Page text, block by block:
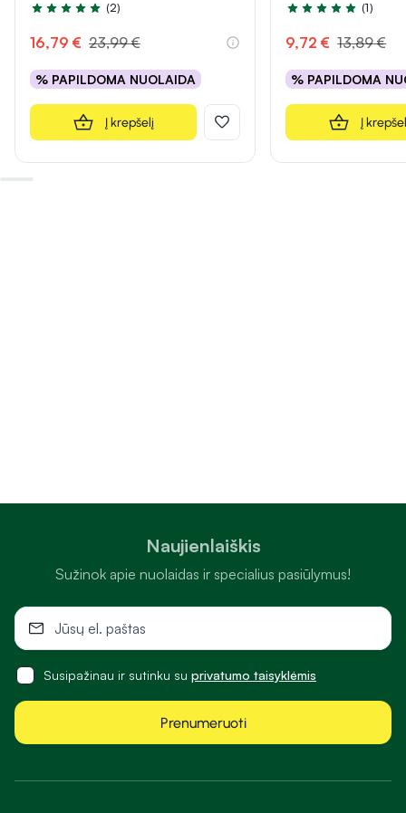
Įvertinimas 5.0 iš 5
(2)
16,79 € 23,99 €
% PAPILDOMA NUOLAIDA
Į krepšelį
Įvertinimas 5.0 iš 5
(1)
9,72 € 13,89 €
% PAPILDOMA
Į
Naujienlaiškis
Sužinok apie nuolaidas ir specialius pasiūlymus!
Susipažinau ir sutinku su privatumo taisyklėmis
Prenumeruoti